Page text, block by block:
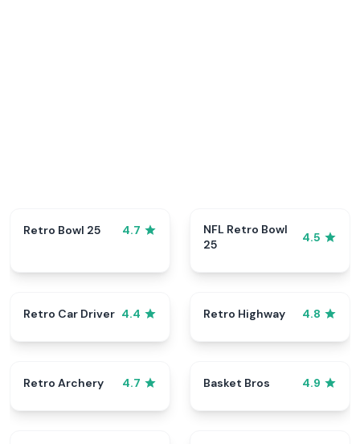
Retro Bowl 25 4.7
NFL Retro Bowl
25
4.5
Retro Car Driver 4.4 Retro Highway 4.8
Retro Archery 4.7 Basket Bros 4.9